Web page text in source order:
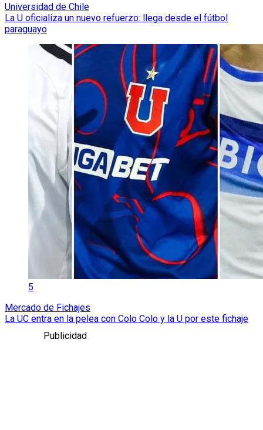
Universidad de Chile
La U oficializa un nuevo refuerzo: llega desde el fútbol
paraguayo
5
Mercado de Fichajes
La UC entra en la pelea con Colo Colo y la U por este fichaje
Publicidad